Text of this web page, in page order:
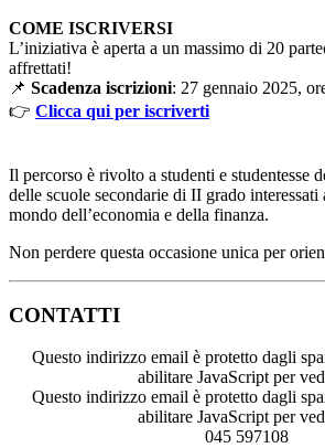
COME ISCRIVERSI
L’iniziativa è aperta a un massimo di 20
affrettati!
📌 Scadenza iscrizioni: 27 gennaio 2025,
👉 Clicca qui per iscriverti
Il percorso è rivolto a studenti e studentesse
delle scuole secondarie di II grado
mondo dell’economia e della finanza.
Non perdere questa occasione unica per
CONTATTI
Questo indirizzo email è protetto dagli
abilitare JavaScript per
Questo indirizzo email è protetto dagli
abilitare JavaScript per
045 597108